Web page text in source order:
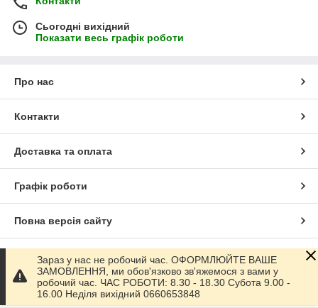
Сьогодні вихідний
Показати весь графік роботи
Про нас
Контакти
Доставка та оплата
Графік роботи
Повна версія сайту
Сайт створено на маркетплейсіProm.ua
Політика конфіденційності
Зараз у нас не робочий час. ОФОРМЛЮЙТЕ ВАШЕ
ЗАМОВЛЕННЯ, ми обов'язково зв'яжемося з вами у
робочий час. ЧАС РОБОТИ: 8.30 - 18.30 Субота 9.00 -
16.00 Неділя вихідний 0660653848